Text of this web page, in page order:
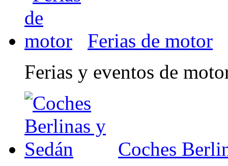
Ferias de motor
Ferias y eventos de
Coches